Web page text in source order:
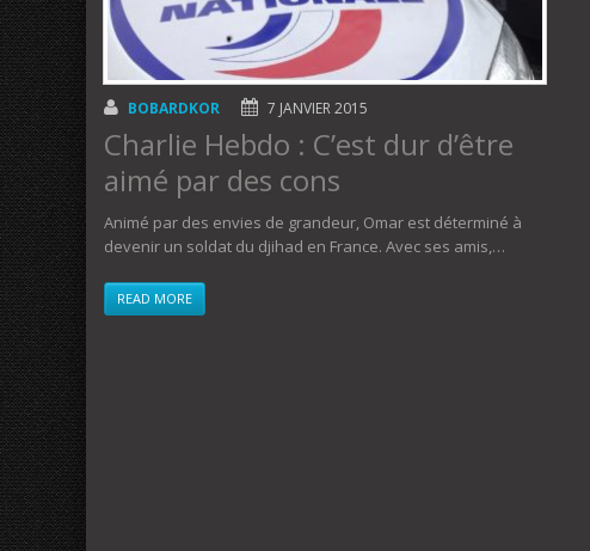
BOBARDKOR 7 JANVIER 2015
Charlie Hebdo : C’est dur d’être
aimé par des cons
Animé par des envies de grandeur, Omar est déterminé à
devenir un soldat du djihad en France. Avec ses amis,…
READ MORE